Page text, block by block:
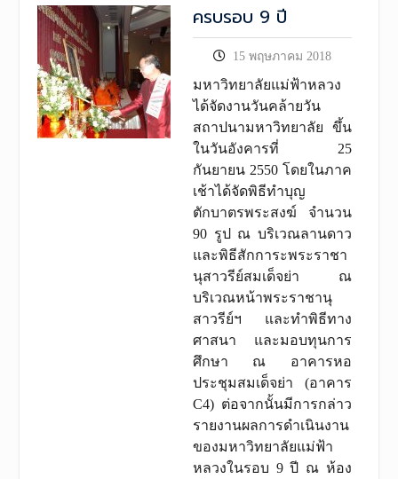
ครบรอบ 9 ปี
15 พฤษภาคม 2018
มหาวิทยาลัยแม่ฟ้าหลวง
ได้จัดงานวันคล้ายวัน
สถาปนามหาวิทยาลัย ขึ้น
ในวันอังคารที่ 25
กันยายน 2550 โดยในภาค
เช้าได้จัดพิธีทำบุญ
ตักบาตรพระสงฆ์ จำนวน
90 รูป ณ บริเวณลานดาว
และพิธีสักการะพระราชา
นุสาวรีย์สมเด็จย่า ณ
บริเวณหน้าพระราชานุ
สาวรีย์ฯ และทำพิธีทาง
ศาสนา และมอบทุนการ
ศึกษา ณ อาคารหอ
ประชุมสมเด็จย่า (อาคาร
C4) ต่อจากนั้นมีการกล่าว
รายงานผลการดำเนินงาน
ของมหาวิทยาลัยแม่ฟ้า
หลวงในรอบ 9 ปี ณ ห้อง